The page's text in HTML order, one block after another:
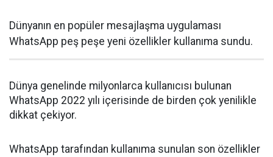
Dünyanın en popüler mesajlaşma uygulaması
WhatsApp peş peşe yeni özellikler kullanıma sundu.
Dünya genelinde milyonlarca kullanıcısı bulunan
WhatsApp 2022 yılı içerisinde de birden çok yenilikle
dikkat çekiyor.
WhatsApp tarafından kullanıma sunulan son özellikler